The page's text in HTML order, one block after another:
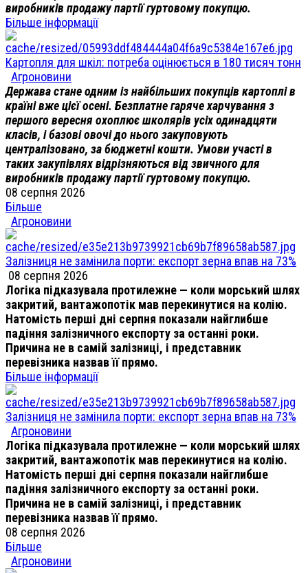
виробників продажу партії гуртовому покупцю.
Більше інформації
Картопля для шкіл: потреба оцінюється в 180 тисяч тонн
Агроновини
Держава стане одним із найбільших покупців картоплі в
країні вже цієї осені. Безплатне гаряче харчування з
першого вересня охоплює школярів усіх одинадцяти
класів, і базові овочі до нього закуповують
централізовано, за бюджетні кошти. Умови участі в
таких закупівлях відрізняються від звичного для
виробників продажу партії гуртовому покупцю.
08 серпня 2026
Більше
Агроновини
Залізниця не замінила порти: експорт зерна впав на 73%
08 серпня 2026
Логіка підказувала протилежне — коли морський шлях
закритий, вантажопотік мав перекинутися на колію.
Натомість перші дні серпня показали найглибше
падіння залізничного експорту за останні роки.
Причина не в самій залізниці, і представник
перевізника назвав її прямо.
Більше інформації
Залізниця не замінила порти: експорт зерна впав на 73%
Агроновини
Логіка підказувала протилежне — коли морський шлях
закритий, вантажопотік мав перекинутися на колію.
Натомість перші дні серпня показали найглибше
падіння залізничного експорту за останні роки.
Причина не в самій залізниці, і представник
перевізника назвав її прямо.
08 серпня 2026
Більше
Агроновини